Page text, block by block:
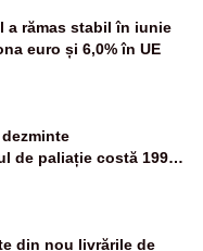
a rămas stabil în iunie
euro și 6,0% în UE
de paliație costă 199
nu 500 de milioane”
din nou livrările de